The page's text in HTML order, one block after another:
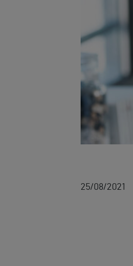
25/08/2021